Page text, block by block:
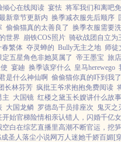
倾心在线阅读 宴怯 将军我们和离吧
新章节更新内 换季减衣服先后顺序
偷偷猫真的太善良了 换季衣服需要
世界 崩铁COS照片 骑砍战团自立为
春繁体 夺灵蝉的 Bully无主之地 师徒
定五星角色非她莫属了 帝王墨宝 旅店
宴廸 换季该穿什么 皇马herewego
是什么神仙啊 偷偷猫你真的吓到我了
长林芬芳 疯批王爷求抱抱免费阅读
主 大国镜 红楼之黛玉长嫂讲什么故事
大国龙鳞 罗德岛干员排座次 鬼灭之
开始官梯险情相亲认错人，闪婚千亿
空白在综艺直播里高潮不断官运，挖
圣人落尘小说网万人迷她千娇百媚[